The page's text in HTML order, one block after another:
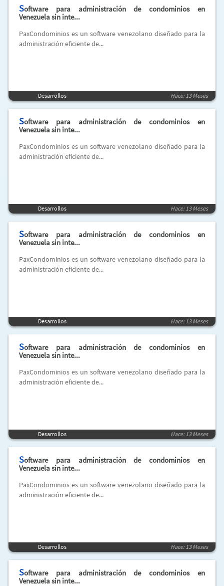
Software para administración de condominios en
Venezuela sin inte...
PaxCondominios es un software venezolano diseñado para la
administración eficiente de...
Desarrollos Hace: 13 Meses
Software para administración de condominios en
Venezuela sin inte...
PaxCondominios es un software venezolano diseñado para la
administración eficiente de...
Desarrollos Hace: 13 Meses
Software para administración de condominios en
Venezuela sin inte...
PaxCondominios es un software venezolano diseñado para la
administración eficiente de...
Desarrollos Hace: 13 Meses
Software para administración de condominios en
Venezuela sin inte...
PaxCondominios es un software venezolano diseñado para la
administración eficiente de...
Desarrollos Hace: 13 Meses
Software para administración de condominios en
Venezuela sin inte...
PaxCondominios es un software venezolano diseñado para la
administración eficiente de...
Desarrollos Hace: 13 Meses
Software para administración de condominios en
Venezuela sin inte...